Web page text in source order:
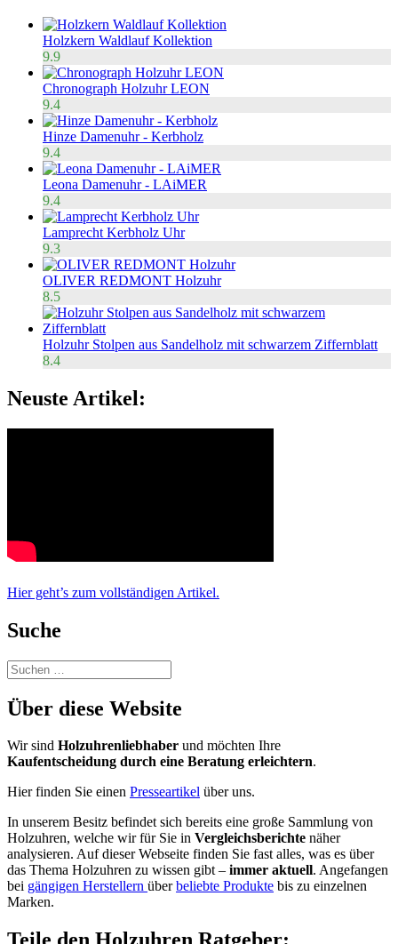
Holzkern Waldlauf Kollektion
9.9
Chronograph Holzuhr LEON
9.4
Hinze Damenuhr - Kerbholz
9.4
Leona Damenuhr - LAiMER
9.4
Lamprecht Kerbholz Uhr
9.3
OLIVER REDMONT Holzuhr
8.5
Holzuhr Stolpen aus Sandelholz mit schwarzem Ziffernblatt
8.4
Neuste Artikel:
Hier geht’s zum vollständigen Artikel.
Suche
Suchen
nach:
Über diese Website
Wir sind Holzuhrenliebhaber und möchten Ihre
Kaufentscheidung durch eine Beratung erleichtern.
Hier finden Sie einen Presseartikel über uns.
In unserem Besitz befindet sich bereits eine große Sammlung von
Holzuhren, welche wir für Sie in Vergleichsberichte näher
analysieren. Auf dieser Webseite finden Sie fast alles, was es über
das Thema Holzuhren zu wissen gibt – immer aktuell. Angefangen
bei gängigen Herstellern überbeliebte Produkte bis zu einzelnen
Marken.